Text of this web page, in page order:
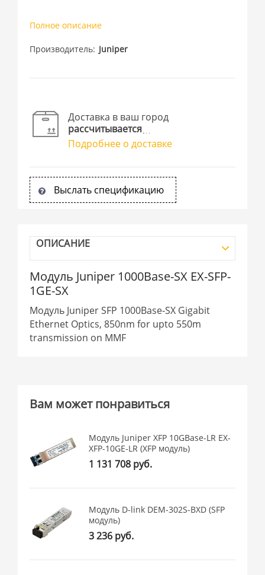
Полное описание
Производитель Juniper
Доставка в ваш город
рассчитывается
Подробнее о доставке
Выслать спецификацию
ОПИСАНИЕ
Модуль Juniper 1000Base-SX EX-SFP-
1GE-SX
Модуль Juniper SFP 1000Base-SX Gigabit
Ethernet Optics, 850nm for upto 550m
transmission on MMF
Вам может понравиться
Модуль Juniper XFP 10GBase-LR EX-
XFP-10GE-LR (XFP модуль)
1 131 708 руб.
Модуль D-link DEM-302S-BXD (SFP
модуль)
3 236 руб.